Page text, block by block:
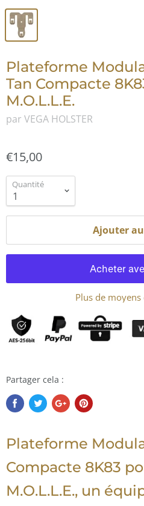
Plateforme
Tan Compacte
M.O.L.L.E.
par VEGA HOLSTER
€15,00
Quantité
Ajouter
Plus de
Partager cela :
Plateforme
Compacte 8K83
M.O.L.L.E., un